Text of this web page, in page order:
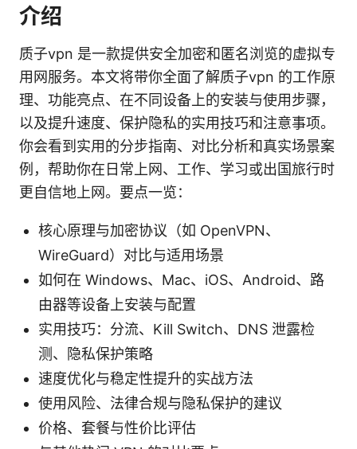
介绍
质子vpn 是一款提供安全加密和匿名浏览的虚拟专
用网服务。本文将带你全面了解质子vpn 的工作原
理、功能亮点、在不同设备上的安装与使用步骤，
以及提升速度、保护隐私的实用技巧和注意事项。
你会看到实用的分步指南、对比分析和真实场景案
例，帮助你在日常上网、工作、学习或出国旅行时
更自信地上网。要点一览：
核心原理与加密协议（如 OpenVPN、
WireGuard）对比与适用场景
如何在 Windows、Mac、iOS、Android、路
由器等设备上安装与配置
实用技巧：分流、Kill Switch、DNS 泄露检
测、隐私保护策略
速度优化与稳定性提升的实战方法
使用风险、法律合规与隐私保护的建议
价格、套餐与性价比评估